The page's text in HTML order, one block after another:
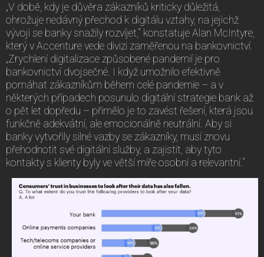
„V době, kdy je důvěra zákazníků kriticky důležitá,
ohrožuje nedávný přechod k digitálu vztahy, na jejichž
vývoji se banky snažily rozvíjet,“ konstatuje Alan McIntyre,
který v Accenture vede divizi zaměřenou na bankovnictví.
„Zrychlení digitalizace způsobené pandemií je pro
bankovnictví dvojsečné. I když umožnilo efektivně
pomáhat zákazníkům během celé pandemie – a v
některých případech posunulo digitální strategie bank až
o pět let dopředu – přimělo je to zavést řešení, která jsou
funkčně adekvátní, ale emocionálně neutrální. Aby si
banky vytvořily silné vazby se zákazníky, musí znovu
přehodnotit své digitální služby, a zajistit, aby tyto
kontakty s klienty byly ve větší míře osobní a relevantní.“